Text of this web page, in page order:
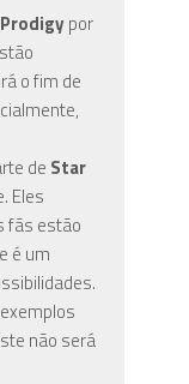
por
o fim de
de Star
Eles
fãs estão
é um
não será